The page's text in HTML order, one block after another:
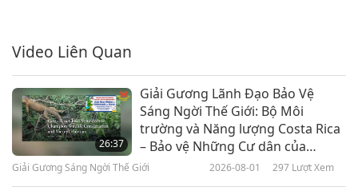
Video Liên Quan
26:37
Giải Gương Lãnh Đạo Bảo Vệ
Sáng Ngời Thế Giới: Bộ Môi
trường và Năng lượng Costa Rica
– Bảo vệ Những Cư dân của
Vương quốc Động vật
Giải Gương Sáng Ngời Thế Giới 2026-08-01 297 Lượt Xem